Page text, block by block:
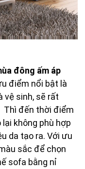
đông ấm áp
điểm nổi bật là
vệ sinh, sẽ rất
Thì đến thời điểm
không phù hợp
da tạo ra. Với ưu
sắc để chọn
sofa bằng nỉ